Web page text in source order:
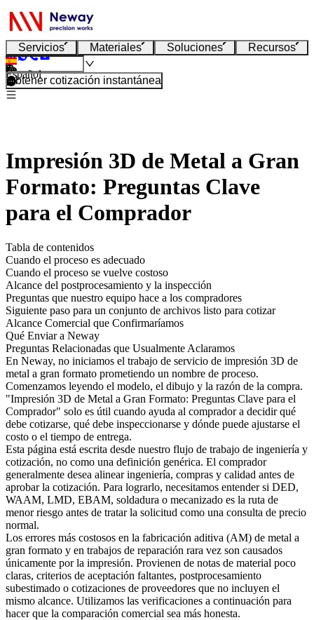
Servicios Materiales Soluciones Recursos
Español
Obtener cotización instantánea
Impresión 3D de Metal a Gran
Formato: Preguntas Clave
para el Comprador
Tabla de contenidos
Cuando el proceso es adecuado
Cuando el proceso se vuelve costoso
Alcance del postprocesamiento y la inspección
Preguntas que nuestro equipo hace a los compradores
Siguiente paso para un conjunto de archivos listo para cotizar
Alcance Comercial que Confirmaríamos
Qué Enviar a Neway
Preguntas Relacionadas que Usualmente Aclaramos
En Neway, no iniciamos el trabajo de servicio de impresión 3D de
metal a gran formato prometiendo un nombre de proceso.
Comenzamos leyendo el modelo, el dibujo y la razón de la compra.
"Impresión 3D de Metal a Gran Formato: Preguntas Clave para el
Comprador" solo es útil cuando ayuda al comprador a decidir qué
debe cotizarse, qué debe inspeccionarse y dónde puede ajustarse el
costo o el tiempo de entrega.
Esta página está escrita desde nuestro flujo de trabajo de ingeniería y
cotización, no como una definición genérica. El comprador
generalmente desea alinear ingeniería, compras y calidad antes de
aprobar la cotización. Para lograrlo, necesitamos entender si DED,
WAAM, LMD, EBAM, soldadura o mecanizado es la ruta de
menor riesgo antes de tratar la solicitud como una consulta de precio
normal.
Los errores más costosos en la fabricación aditiva (AM) de metal a
gran formato y en trabajos de reparación rara vez son causados
únicamente por la impresión. Provienen de notas de material poco
claras, criterios de aceptación faltantes, postprocesamiento
subestimado o cotizaciones de proveedores que no incluyen el
mismo alcance. Utilizamos las verificaciones a continuación para
hacer que la comparación comercial sea más honesta.